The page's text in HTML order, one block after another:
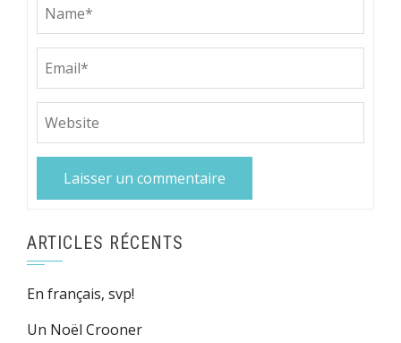
ARTICLES RÉCENTS
En français, svp!
Un Noël Crooner